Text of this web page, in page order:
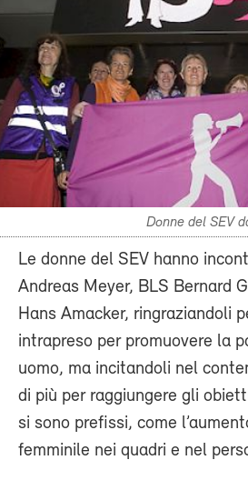
Donne del SEV
Le donne del SEV hanno
Andreas Meyer, BLS Bernard
Hans Amacker, ringraziandoli
intrapreso per promuovere la
uomo, ma incitandoli nel
di più per raggiungere gli
si sono prefissi, come
femminile nei quadri e nel